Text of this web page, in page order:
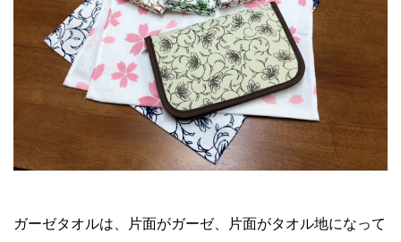
ガーゼタオルは、片面がガーゼ、片面がタオル地になって